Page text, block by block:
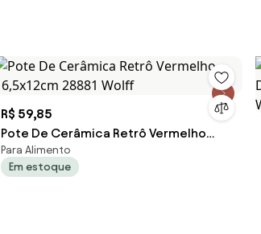
R$ 59,85
Pote De Cerâmica Retrô Vermelho
16,5x12cm 28881 Wolff
Para Alimento
Em estoque